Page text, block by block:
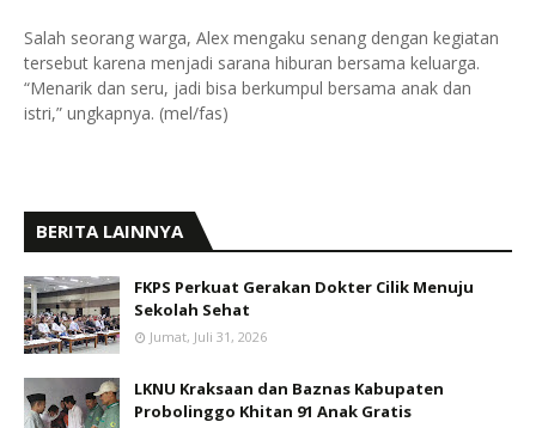
Salah seorang warga, Alex mengaku senang dengan kegiatan
tersebut karena menjadi sarana hiburan bersama keluarga.
“Menarik dan seru, jadi bisa berkumpul bersama anak dan
istri,” ungkapnya. (mel/fas)
BERITA LAINNYA
FKPS Perkuat Gerakan Dokter Cilik Menuju
Sekolah Sehat
Jumat, Juli 31, 2026
LKNU Kraksaan dan Baznas Kabupaten
Probolinggo Khitan 91 Anak Gratis